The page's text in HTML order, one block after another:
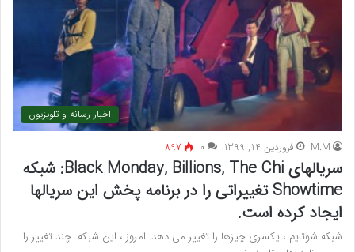
اخبار رسانه و تلویزیون
M.M فروردین 14, 1399 ۰ 897
سریالهای Black Monday, Billions, The Chi: شبکه
Showtime تغییراتی را در برنامه پخش این سریالها
ایجاد کرده است.
شبکه شوتایم ، یکسری چیزها را تغییر می دهد. امروز ، این شبکه چند تغییر را